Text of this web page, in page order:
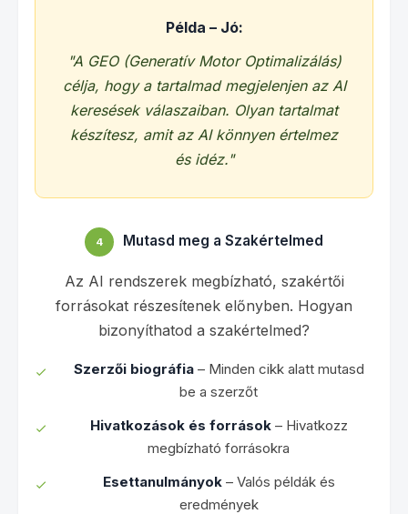
Példa – Jó:
"A GEO (Generatív Motor Optimalizálás)
célja, hogy a tartalmad megjelenjen az AI
keresések válaszaiban. Olyan tartalmat
készítesz, amit az AI könnyen értelmez
és idéz."
4 Mutasd meg a Szakértelmed
Az AI rendszerek megbízható, szakértői
forrásokat részesítenek előnyben. Hogyan
bizonyíthatod a szakértelmed?
Szerzői biográfia– Minden cikk alatt mutasd
be a szerzőt
Hivatkozások és források– Hivatkozz
megbízható forrásokra
Esettanulmányok– Valós példák és
eredmények